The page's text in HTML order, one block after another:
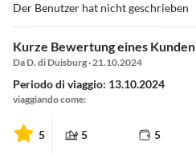
Der Benutzer hat nicht geschrieben
Kurze Bewertung eines Kunden
Da D. di Duisburg · 21.10.2024
Periodo di viaggio: 13.10.2024
viaggiando come:
5 5 5